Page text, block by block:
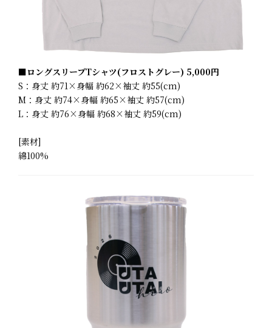
■ロングスリーブTシャツ(フロストグレー) 5,000円
S：身丈 約71×身幅 約62×袖丈 約55(cm)
M：身丈 約74×身幅 約65×袖丈 約57(cm)
L：身丈 約76×身幅 約68×袖丈 約59(cm)
[素材]
綿100%